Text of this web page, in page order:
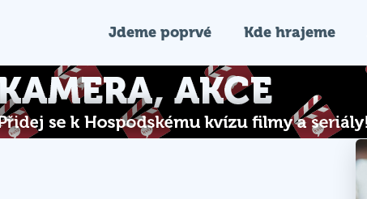
Jdeme poprvé Kde hrajeme